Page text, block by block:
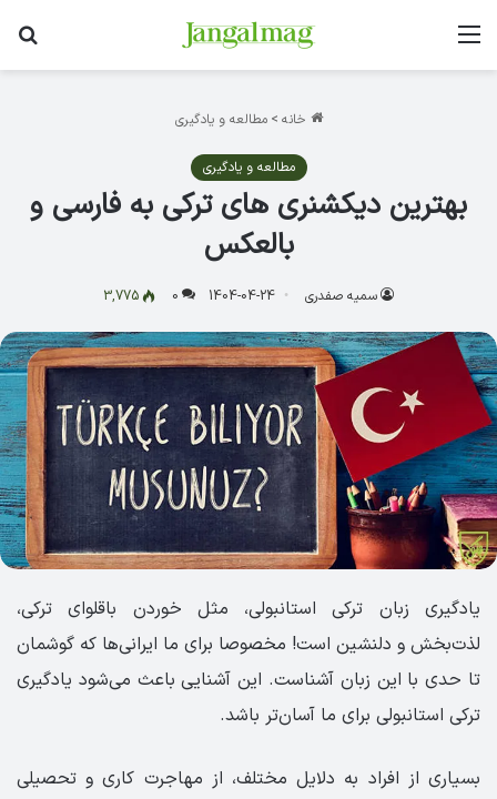
منو
خانه > مطالعه و یادگیری
مطالعه و یادگیری
بهترین دیکشنری های ترکی به فارسی و
بالعکس
سمیه صفدری 1404-04-24
0
3,775
یادگیری زبان ترکی استانبولی، مثل خوردن باقلوای ترکی،
لذت‌بخش و دلنشین است! مخصوصا برای ما ایرانی‌ها که گوشمان
تا حدی با این زبان آشناست. این آشنایی باعث می‌شود یادگیری
ترکی استانبولی برای ما آسان‌تر باشد.
بسیاری از افراد به دلایل مختلف، از مهاجرت کاری و تحصیلی